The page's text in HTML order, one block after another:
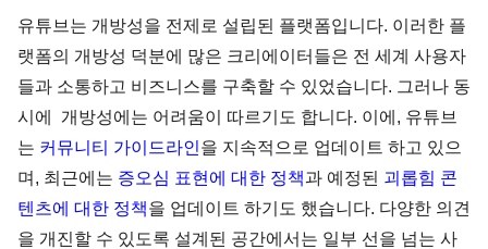
유튜브는 개방성을 전제로 설립된 플랫폼입니다. 이러한 플
랫폼의 개방성 덕분에 많은 크리에이터들은 전 세계 사용자
들과 소통하고 비즈니스를 구축할 수 있었습니다. 그러나 동
시에 개방성에는 어려움이 따르기도 합니다. 이에, 유튜브
는 커뮤니티 가이드라인을 지속적으로 업데이트 하고 있으
며, 최근에는 증오심 표현에 대한 정책과 예정된 괴롭힘 콘
텐츠에 대한 정책을 업데이트 하기도 했습니다. 다양한 의견
을 개진할 수 있도록 설계된 공간에서는 일부 선을 넘는 사